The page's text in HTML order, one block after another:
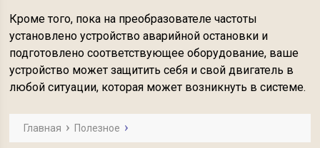
Кроме того, пока на преобразователе частоты
установлено устройство аварийной остановки и
подготовлено соответствующее оборудование, ваше
устройство может защитить себя и свой двигатель в
любой ситуации, которая может возникнуть в системе.
Главная Полезное